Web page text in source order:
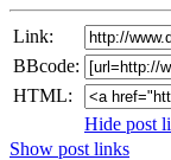
Link:
BBcode:
HTML:
Hide post
Show post links